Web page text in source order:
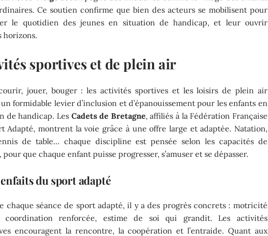
Ce soutien confirme que bien des acteurs se mobilisent pour
le quotidien des jeunes en situation de handicap, et leur ouvrir
horizons.
sportives et de plein air
jouer, bouger : les activités sportives et les loisirs de plein air
formidable levier d’inclusion et d’épanouissement pour les enfants en
de handicap. Les Cadets de Bretagne, affiliés à la Fédération Française
Adapté, montrent la voie grâce à une offre large et adaptée. Natation,
de table… chaque discipline est pensée selon les capacités de
pour que chaque enfant puisse progresser, s’amuser et se dépasser.
du sport adapté
chaque séance de sport adapté, il y a des progrès concrets : motricité
coordination renforcée, estime de soi qui grandit. Les activités
encouragent la rencontre, la coopération et l’entraide. Quant aux